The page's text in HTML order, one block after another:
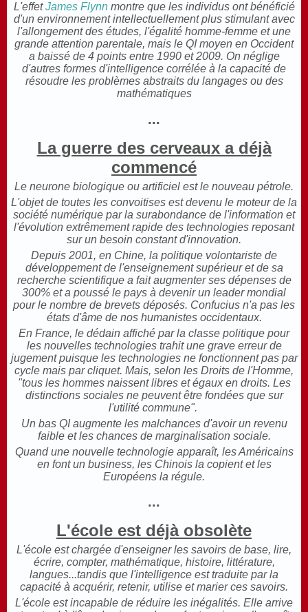
L'effetJames Flynnmontre que les individus ont bénéficié
d'un environnement intellectuellement plus stimulant avec
l'allongement des études, l'égalité homme-femme et une
grande attention parentale, mais le QI moyen en Occident
a baissé de 4 points entre 1990 et 2009. On néglige
d'autres formes d'intelligence corrélée à la capacité de
résoudre les problèmes abstraits du langages ou des
mathématiques
...
La guerre des cerveaux a déjà
commencé
Le neurone biologique ou artificiel est le nouveau pétrole.
L'objet de toutes les convoitises est devenu le moteur de la
société numérique par la surabondance de l'information et
l'évolution extrêmement rapide des technologies reposant
sur un besoin constant d'innovation.
Depuis 2001, en Chine, la politique volontariste de
développement de l'enseignement supérieur et de sa
recherche scientifique a fait augmenter ses dépenses de
300% et a poussé le pays à devenir un leader mondial
pour le nombre de brevets déposés. Confucius n'a pas les
états d'âme de nos humanistes occidentaux.
En France, le dédain affiché par la classe politique pour
les nouvelles technologies trahit une grave erreur de
jugement puisque les technologies ne fonctionnent pas par
cycle mais par cliquet. Mais, selon les Droits de l'Homme,
"tous les hommes naissent libres et égaux en droits. Les
distinctions sociales ne peuvent être fondées que sur
l'utilité commune".
Un bas QI augmente les malchances d'avoir un revenu
faible et les chances de marginalisation sociale.
Quand une nouvelle technologie apparaît, les Américains
en font un business, les Chinois la copient et les
Européens la régule.
...
L'école est déjà obsolète
L'école est chargée d'enseigner les savoirs de base, lire,
écrire, compter, mathématique, histoire, littérature,
langues...tandis que l'intelligence est traduite par la
capacité à acquérir, retenir, utilise et marier ces savoirs.
L'école est incapable de réduire les inégalités. Elle arrive